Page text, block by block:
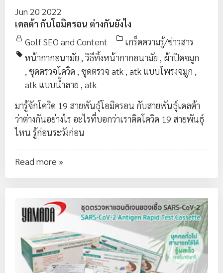
Jun 20 2022
เดลต้า กับโอมิครอน ต่างกันยังไง
Golf SEO and Content
เกร็ดความรู้/ข่าวสาร
หน้ากากอนามัย , วิธีทิ้งหน้ากากอนามัย , ผ้าปิดจมูก
, ชุดตรวจโควิด , ชุดตรวจ atk , atk แบบโพรงจมูก ,
atk แบบน้ำลาย , atk
มารู้จักโควิด 19 สายพันธุ์โอมิครอน กับสายพันธุ์เดลต้า
ว่าต่างกันอย่างไร อะไรที่บอกว่าเราติดโควิด 19 สายพันธุ์
ไหน รู้ก่อนระวังก่อน
Read more »